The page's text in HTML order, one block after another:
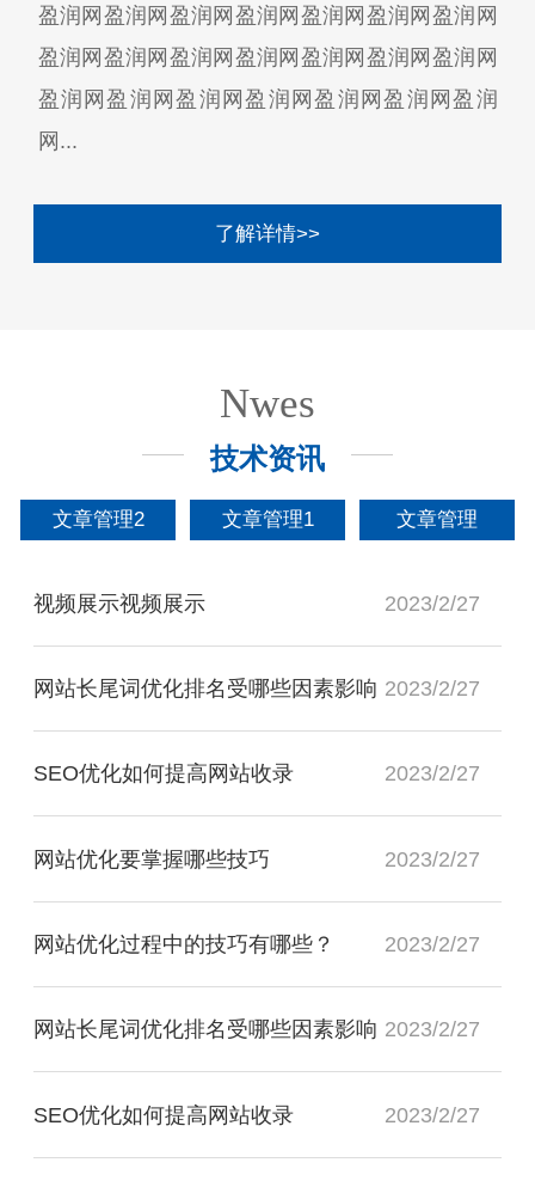
盈润网盈润网盈润网盈润网盈润网盈润网盈润网
盈润网盈润网盈润网盈润网盈润网盈润网盈润网
盈润网盈润网盈润网盈润网盈润网盈润网盈润
网...
了解详情>>
Nwes
技术资讯
文章管理2 文章管理1 文章管理
视频展示视频展示 2023/2/27
网站长尾词优化排名受哪些因素影响 2023/2/27
SEO优化如何提高网站收录 2023/2/27
网站优化要掌握哪些技巧 2023/2/27
网站优化过程中的技巧有哪些？ 2023/2/27
网站长尾词优化排名受哪些因素影响 2023/2/27
SEO优化如何提高网站收录 2023/2/27